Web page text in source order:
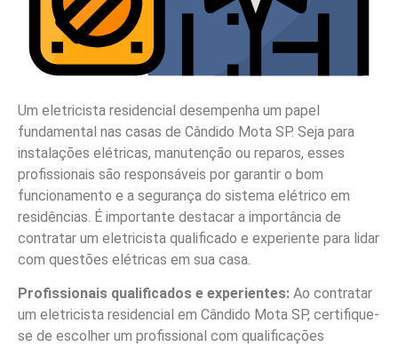
Um eletricista residencial desempenha um papel
fundamental nas casas de Cândido Mota SP. Seja para
instalações elétricas, manutenção ou reparos, esses
profissionais são responsáveis por garantir o bom
funcionamento e a segurança do sistema elétrico em
residências. É importante destacar a importância de
contratar um eletricista qualificado e experiente para lidar
com questões elétricas em sua casa.
Profissionais qualificados e experientes: Ao contratar
um eletricista residencial em Cândido Mota SP, certifique-
se de escolher um profissional com qualificações